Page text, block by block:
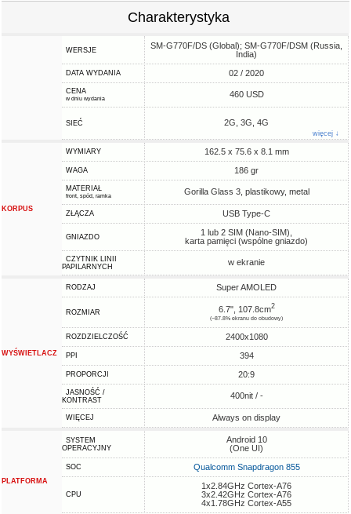
Charakterystyka
WERSJE
SM-G770F/DS (Global); SM-G770F/DSM (Russia,
India)
DATA WYDANIA 02 / 2020
CENA
w dniu wydania 460 USD
SIEĆ 2G, 3G, 4G
więcej ↓
KORPUS
WYMIARY 162.5 x 75.6 x 8.1 mm
WAGA 186 gr
MATERIAŁ
front, spód, ramka Gorilla Glass 3, plastikowy, metal
ZŁĄCZA USB Type-C
GNIAZDO
1 lub 2 SIM (Nano-SIM),
karta pamięci (wspólne gniazdo)
CZYTNIK LINII
PAPILARNYCH
w ekranie
WYŚWIETLACZ
RODZAJ Super AMOLED
ROZMIAR 6.7", 107.8cm2
(~87.8% ekranu do obudowy)
ROZDZIELCZOŚĆ 2400x1080
PPI 394
PROPORCJI 20:9
JASNOŚĆ /
KONTRAST
400nit / -
WIĘCEJ Always on display
PLATFORMA
SYSTEM
OPERACYJNY
Android 10
(One UI)
SOC Qualcomm Snapdragon 855
CPU
1x2.84GHz Cortex-A76
3x2.42GHz Cortex-A76
4x1.78GHz Cortex-A55